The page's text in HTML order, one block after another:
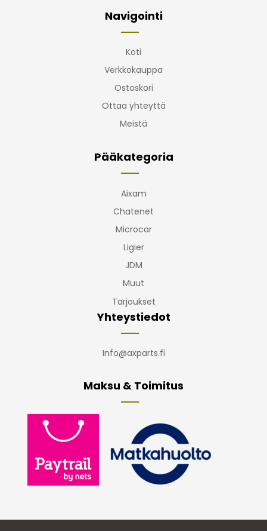
Navigointi
Koti
Verkkokauppa
Ostoskori
Ottaa yhteyttä
Meistä
Pääkategoria
Aixam
Chatenet
Microcar
Ligier
JDM
Muut
Tarjoukset
Yhteystiedot
Info@axparts.fi
Maksu & Toimitus